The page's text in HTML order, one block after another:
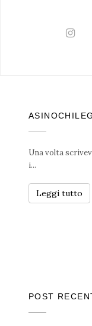
Una volta
i...
Leggi tutto
POST